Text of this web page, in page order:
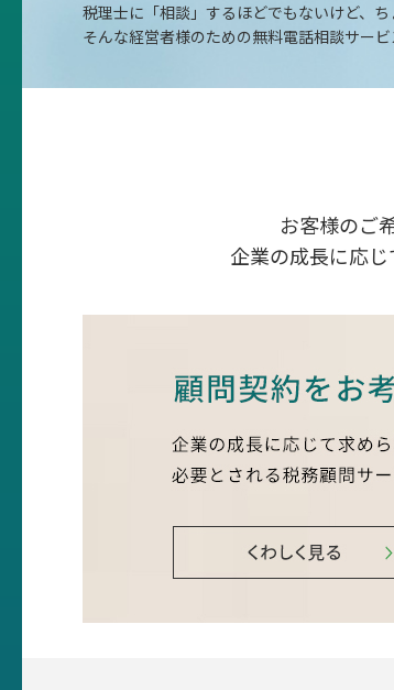
税理士に「相談」するほどでもないけど、ち
そんな経営者様のための無料電話相談サービ
お客様のご
企業の成長に応